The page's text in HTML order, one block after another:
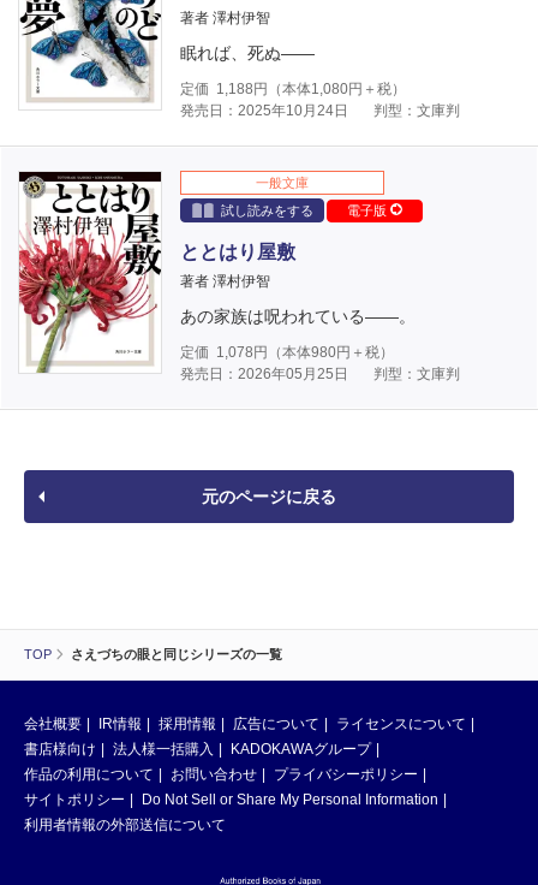
TOP さえづちの眼と同じシリーズの一覧
著者 澤村伊智
眠れば、死ぬ――
定価 1,188 円（本体1,080円＋税）
発売日：2025年10月24日
判型：文庫判
一般文庫
試し読みをする
電子版
ととはり屋敷
著者 澤村伊智
あの家族は呪われている――。
定価 1,078 円（本体980円＋税）
発売日：2026年05月25日
判型：文庫判
元のページに戻る
会社概要 IR情報 採用情報 広告について
ライセンスについて
書店様向け
法人様一括購入
KADOKAWAグループ
作品の利用について
お問い合わせ
プライバシーポリシー
サイトポリシー
Do Not Sell or Share My Personal Information
利用者情報の外部送信について